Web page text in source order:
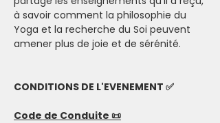
à savoir comment la philosophie du
Yoga et la recherche du Soi peuvent
amener plus de joie et de sérénité.
CONDITIONS DE L'EVENEMENT ✅
Code de Conduite 📜